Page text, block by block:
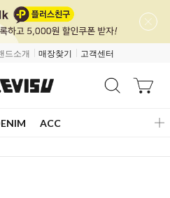
드소개 매장찾기 고객센터
ACC